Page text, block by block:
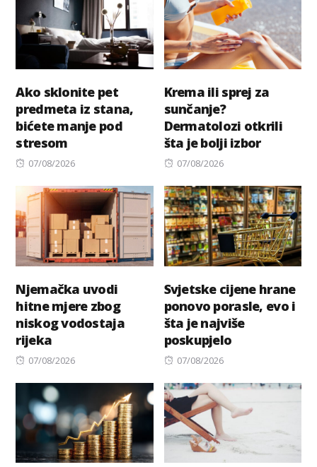
Ako sklonite pet
predmeta iz stana,
bićete manje pod
stresom
Posted
07/08/2026
Krema ili sprej za
sunčanje?
Dermatolozi otkrili
šta je bolji izbor
Posted
07/08/2026
Njemačka uvodi
hitne mjere zbog
niskog vodostaja
rijeka
Posted
07/08/2026
Svjetske cijene hrane
ponovo porasle, evo i
šta je najviše
poskupjelo
Posted
07/08/2026